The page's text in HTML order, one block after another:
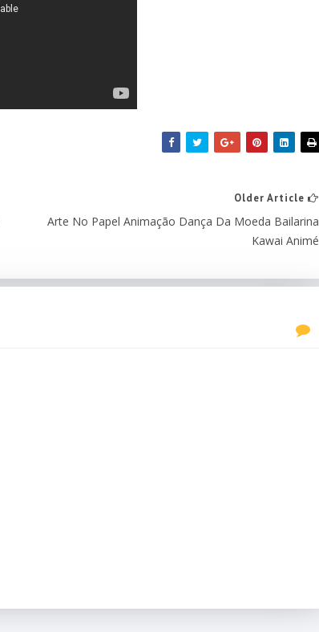
Older Article
Arte No Papel Animação Dança Da Moeda Bailarina
Kawai Animé